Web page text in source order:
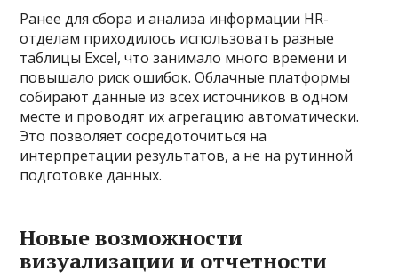
Ранее для сбора и анализа информации HR-
отделам приходилось использовать разные
таблицы Excel, что занимало много времени и
повышало риск ошибок. Облачные платформы
собирают данные из всех источников в одном
месте и проводят их агрегацию автоматически.
Это позволяет сосредоточиться на
интерпретации результатов, а не на рутинной
подготовке данных.
Новые возможности
визуализации и отчетности